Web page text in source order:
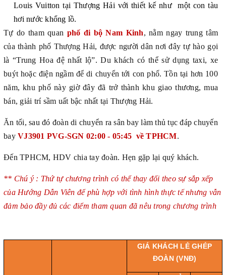
Louis Vuitton tại Thượng Hải với thiết kế như một con tàu
hơi nước khổng lồ.
Tự do tham quan phố đi bộ Nam Kinh, nằm ngay trung tâm
của thành phố Thượng Hải, được người dân nơi đây tự hào gọi
là “Trung Hoa đệ nhất lộ”. Du khách có thể sử dụng taxi, xe
buýt hoặc điện ngầm để di chuyển tới con phố. Tồn tại hơn 100
năm, khu phố này giờ đây đã trở thành khu giao thương, mua
bán, giải trí sầm uất bậc nhất tại Thượng Hải.
Ăn tối, sau đó đoàn di chuyển ra sân bay làm thủ tục đáp chuyến
bay VJ3901 PVG-SGN 02:00 - 05:45 về TPHCM.
Đến TPHCM, HDV chia tay đoàn. Hẹn gặp lại quý khách.
** Chú ý : Thứ tự chương trình có thể thay đổi theo sự sắp xếp
của Hướng Dẫn Viên để phù hợp với tình hình thực tế nhưng vẫn
đảm bảo đầy đủ các điểm tham quan đã nêu trong chương trình
GIÁ KHÁCH LẺ GHÉP
ĐOÀN (VNĐ)